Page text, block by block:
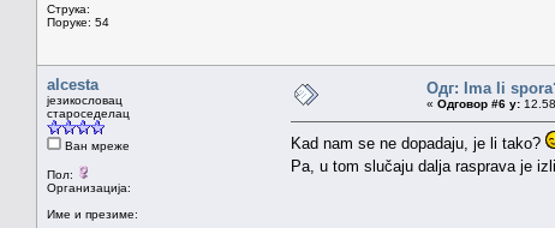
Струка:
Поруке: 54
alcesta
језикословац
староседелац
Ван мреже
Пол:
Организација:
Име и презиме:
Одг: Ima li
« Одговор #6 у:
Kad nam se ne dopadaju, je li tako?
Pa, u tom slučaju dalja rasprava je